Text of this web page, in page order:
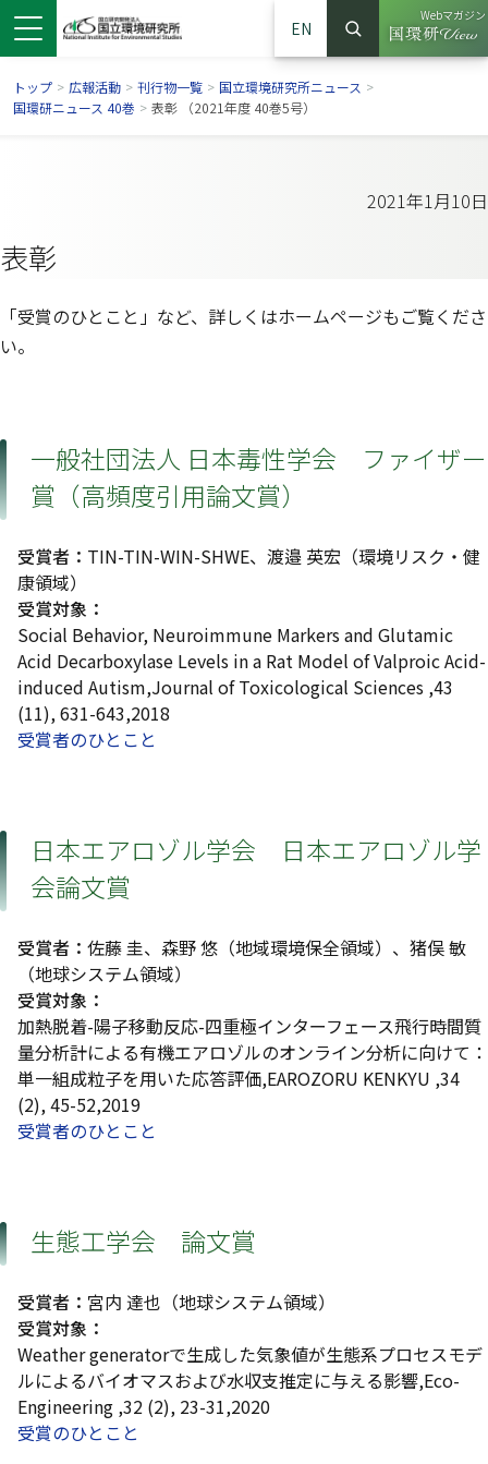
EN
サイト内検索
検索
Webマガジン
（別ウイ
トップ > 広報活動 > 刊行物一覧 > 国立環境研究所ニュース >
国環研ニュース 40巻 > 表彰 （2021年度 40巻5号）
2021年1月10日
表彰
「受賞のひとこと」など、詳しくはホームページもご覧くださ
い。
一般社団法人 日本毒性学会 ファイザー
賞（高頻度引用論文賞）
受賞者： TIN-TIN-WIN-SHWE、渡邉 英宏（環境リスク・健
康領域）
受賞対象：
Social Behavior, Neuroimmune Markers and Glutamic
Acid Decarboxylase Levels in a Rat Model of Valproic Acid-
induced Autism,Journal of Toxicological Sciences ,43
(11), 631-643,2018
受賞者のひとこと
日本エアロゾル学会 日本エアロゾル学
会論文賞
受賞者： 佐藤 圭、森野 悠（地域環境保全領域）、猪俣 敏
（地球システム領域）
受賞対象：
加熱脱着-陽子移動反応-四重極インターフェース飛行時間質
量分析計による有機エアロゾルのオンライン分析に向けて：
単一組成粒子を用いた応答評価,EAROZORU KENKYU ,34
(2), 45-52,2019
受賞者のひとこと
生態工学会 論文賞
受賞者： 宮内 達也（地球システム領域）
受賞対象：
Weather generatorで生成した気象値が生態系プロセスモデ
ルによるバイオマスおよび水収支推定に与える影響,Eco-
Engineering ,32 (2), 23-31,2020
受賞のひとこと